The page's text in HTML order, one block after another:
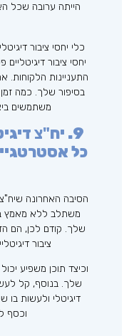
הייתה ערובה שכל
כלי יחסי ציבור
יחסי ציבור
התעניינות הלקוחות.
בסיפור שלך. כמה
משתמשים
9. יח "צ
כל
הסיבה האחרונה
משתלב ללא מאמץ
שלך. קודם לכן, הם
ציבור
וכיצד תוכן משפיע
שלך. בנוסף, קל
דיגיטלי ולעשות בו
וכסף